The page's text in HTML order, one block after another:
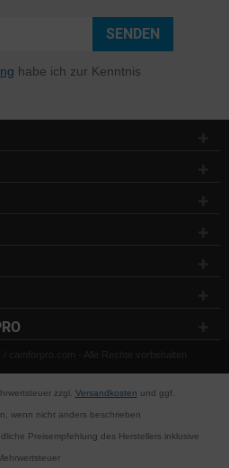
SENDEN
habe ich zur Kenntnis
camforpro.com - Alle Rechte vorbehalten
zzgl. Versandkosten und ggf.
wenn nicht anders beschrieben
Preisempfehlung des Herstellers inklusive